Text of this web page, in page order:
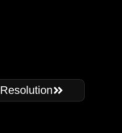
Resolution